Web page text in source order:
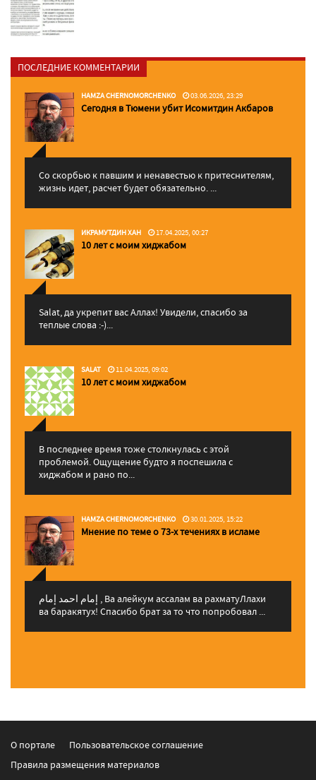
ПОСЛЕДНИЕ КОММЕНТАРИИ
HAMZA CHERNOMORCHENKO 03.06.2026, 23:29
Сегодня в Тюмени убит Исомитдин Акбаров
Со скорбью к павшим и ненавестью к притеснителям,
жизнь идет, расчет будет обязательно. ...
ИКРАМУТДИН ХАН 17.04.2025, 00:27
10 лет с моим хиджабом
Salat, да укрепит вас Аллаx! Увидели, спасибо за
теплые слова :-)...
SALAT 11.04.2025, 09:02
10 лет с моим хиджабом
В последнее время тоже столкнулась с этой
проблемой. Ощущение будто я поспешила с
хиджабом и рано по...
HAMZA CHERNOMORCHENKO 30.01.2025, 15:22
Мнение по теме о 73-х течениях в исламе
إمام احمد إمام , Ва алейкум ассалам ва рахматуЛлахи
ва баракятух! Спасибо брат за то что попробовал ...
О портале
Пользовательское соглашение
Правила размещения материалов